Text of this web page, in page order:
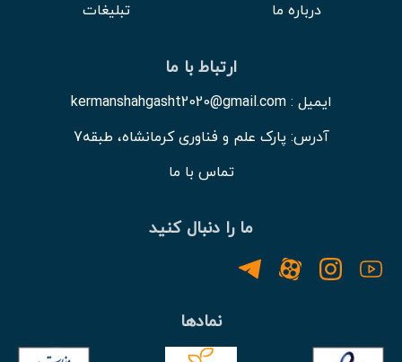
درباره ما
تبلیغات
ارتباط با ما
ایمیل : kermanshahgasht2020@gmail.com
آدرس: پارک علم و فناوری کرمانشاه، طبقه7
تماس با ما
ما را دنبال کنید
نمادها